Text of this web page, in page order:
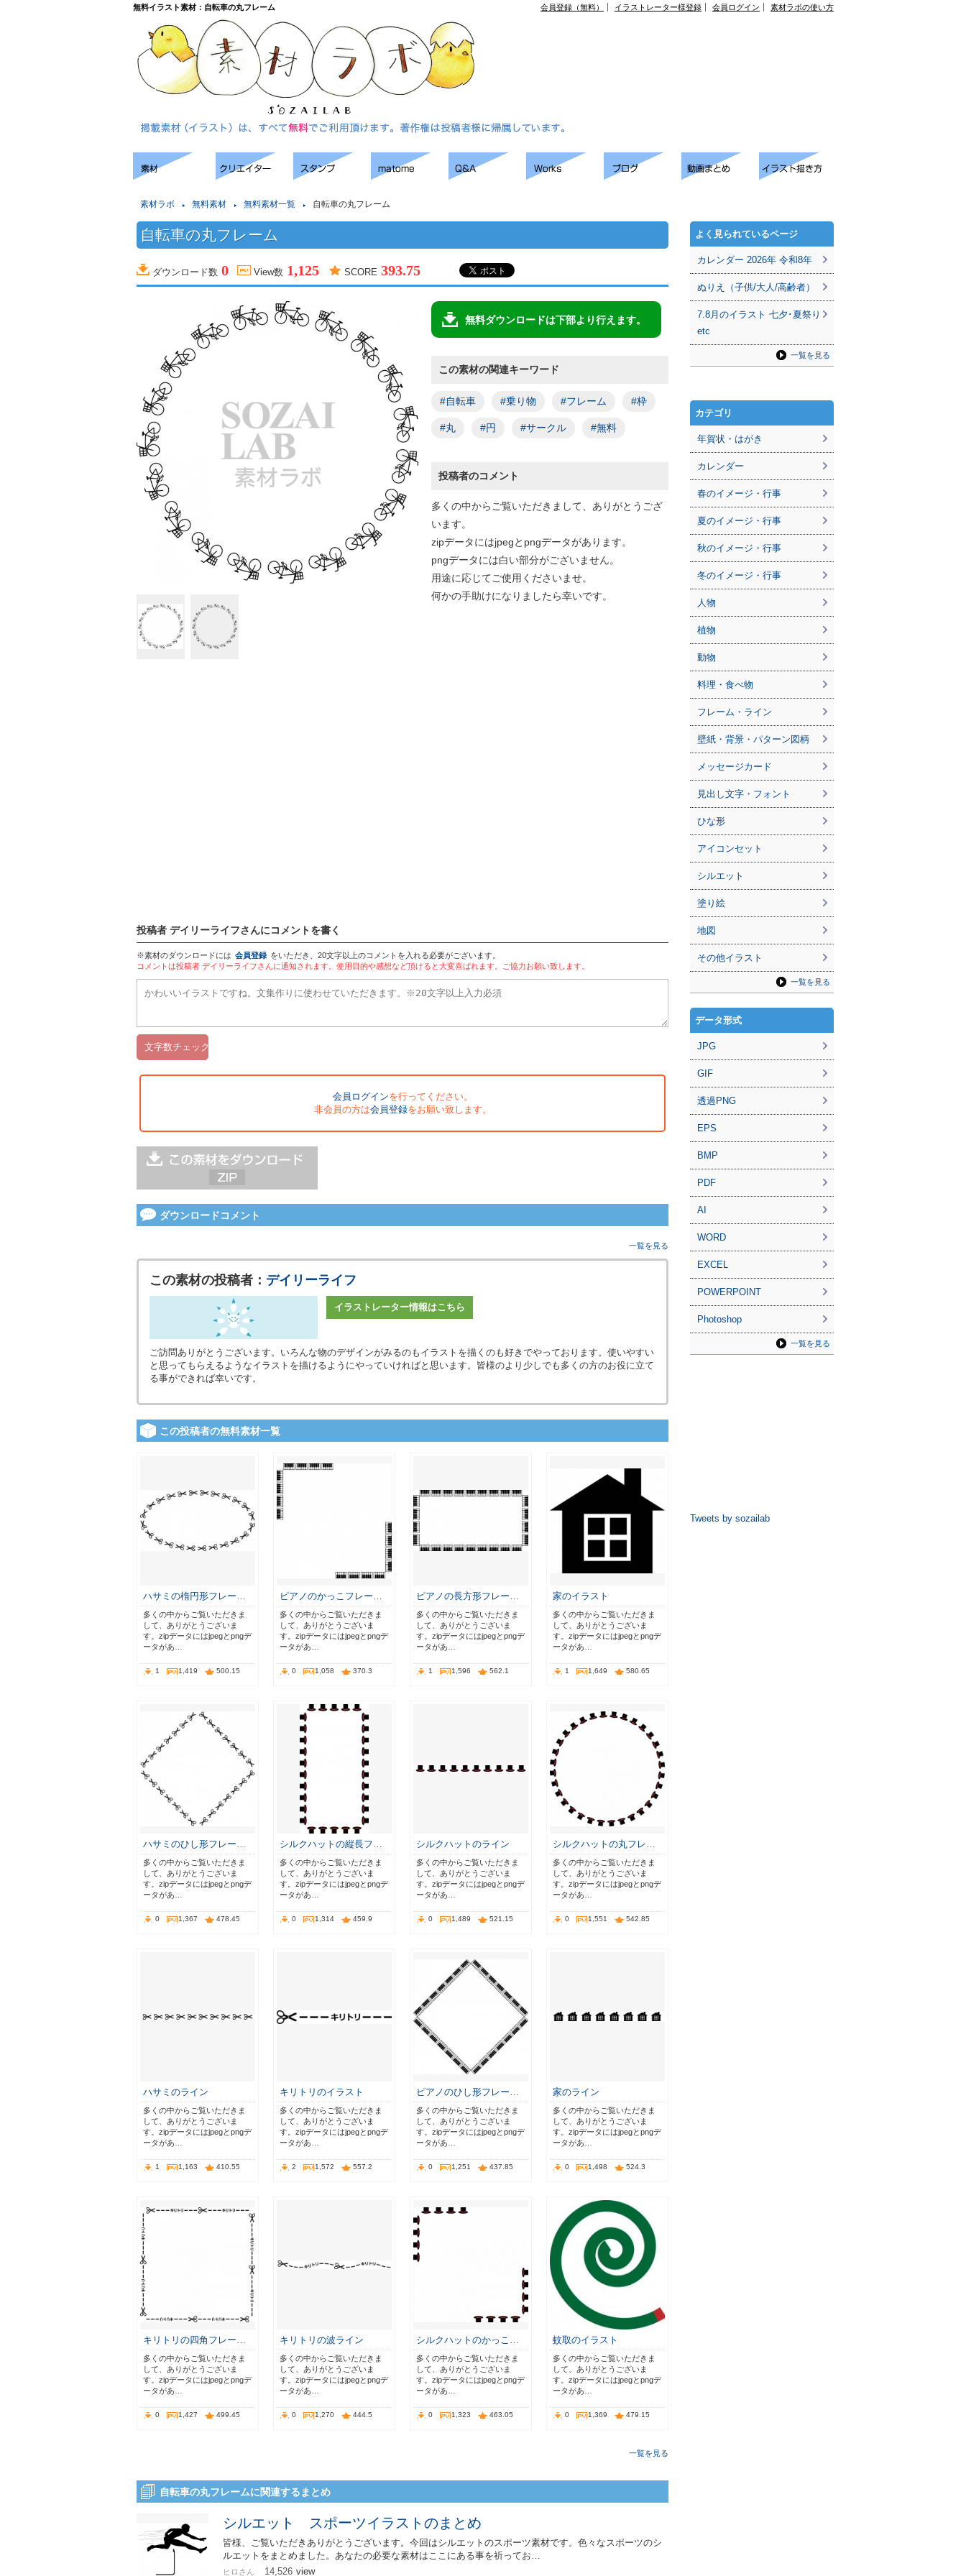
無料イラスト素材：自転車の丸フレーム 会員登録（無料） イラストレーター様登録 会員ログイン 素材ラボの使い方
素材ラボ 無料素材 無料素材一覧 自転車の丸フレーム
自転車の丸フレーム
ダウンロード数 0 View数 1,125 SCORE 393.75
無料ダウンロードは下部より行えます。
この素材の関連キーワード
#自転車 #乗り物 #フレーム #枠
#丸 #円 #サークル #無料
投稿者のコメント
多くの中からご覧いただきまして、ありがとうござ
います。
zipデータにはjpegとpngデータがあります。
pngデータには白い部分がございません。
用途に応じてご使用くださいませ。
何かの手助けになりましたら幸いです。
投稿者 デイリーライフさんにコメントを書く
※素材のダウンロードには 会員登録 をいただき、20文字以上のコメントを入れる必要がございます。
コメントは投稿者 デイリーライフさんに通知されます。使用目的や感想など頂けると大変喜ばれます。ご協力お願い致します。
会員ログインを行ってください。
非会員の方は会員登録をお願い致します。
ダウンロードコメント
一覧を見る
この素材の投稿者： デイリーライフ
イラストレーター情報はこちら
ご訪問ありがとうございます。いろんな物のデザインがみるのもイラストを描くのも好きでやっております。使いやすい
と思ってもらえるようなイラストを描けるようにやっていければと思います。皆様のより少しでも多くの方のお役に立て
る事ができれば幸いです。
この投稿者の無料素材一覧
ハサミの楕円形フレー…
多くの中からご覧いただきま
して、ありがとうございま
す。zipデータにはjpegとpngデ
ータがあ…
1 1,419 500.15
ピアノのかっこフレー…
多くの中からご覧いただきま
して、ありがとうございま
す。zipデータにはjpegとpngデ
ータがあ…
0 1,058 370.3
ピアノの長方形フレー…
多くの中からご覧いただきま
して、ありがとうございま
す。zipデータにはjpegとpngデ
ータがあ…
1 1,596 562.1
家のイラスト
多くの中からご覧いただきま
して、ありがとうございま
す。zipデータにはjpegとpngデ
ータがあ…
1 1,649 580.65
ハサミのひし形フレー…
多くの中からご覧いただきま
して、ありがとうございま
す。zipデータにはjpegとpngデ
ータがあ…
0 1,367 478.45
シルクハットの縦長フ…
多くの中からご覧いただきま
して、ありがとうございま
す。zipデータにはjpegとpngデ
ータがあ…
0 1,314 459.9
シルクハットのライン
多くの中からご覧いただきま
して、ありがとうございま
す。zipデータにはjpegとpngデ
ータがあ…
0 1,489 521.15
シルクハットの丸フレ…
多くの中からご覧いただきま
して、ありがとうございま
す。zipデータにはjpegとpngデ
ータがあ…
0 1,551 542.85
ハサミのライン
多くの中からご覧いただきま
して、ありがとうございま
す。zipデータにはjpegとpngデ
ータがあ…
1 1,163 410.55
キリトリのイラスト
多くの中からご覧いただきま
して、ありがとうございま
す。zipデータにはjpegとpngデ
ータがあ…
2 1,572 557.2
ピアノのひし形フレー…
多くの中からご覧いただきま
して、ありがとうございま
す。zipデータにはjpegとpngデ
ータがあ…
0 1,251 437.85
家のライン
多くの中からご覧いただきま
して、ありがとうございま
す。zipデータにはjpegとpngデ
ータがあ…
0 1,498 524.3
キリトリの四角フレー…
多くの中からご覧いただきま
して、ありがとうございま
す。zipデータにはjpegとpngデ
ータがあ…
0 1,427 499.45
キリトリの波ライン
多くの中からご覧いただきま
して、ありがとうございま
す。zipデータにはjpegとpngデ
ータがあ…
0 1,270 444.5
シルクハットのかっこ…
多くの中からご覧いただきま
して、ありがとうございま
す。zipデータにはjpegとpngデ
ータがあ…
0 1,323 463.05
蚊取のイラスト
多くの中からご覧いただきま
して、ありがとうございま
す。zipデータにはjpegとpngデ
ータがあ…
0 1,369 479.15
一覧を見る
自転車の丸フレームに関連するまとめ
シルエット スポーツイラストのまとめ
皆様、ご覧いただきありがとうございます。今回はシルエットのスポーツ素材です。色々なスポーツのシ
ルエットをまとめました。あなたの必要な素材はここにある事を祈ってお…
ヒロさん 14,526 view
よく見られているページ
カレンダー 2026年 令和8年
ぬりえ（子供/大人/高齢者）
7.8月のイラスト 七夕･夏祭り
etc
一覧を見る
カテゴリ
年賀状・はがき
カレンダー
春のイメージ・行事
夏のイメージ・行事
秋のイメージ・行事
冬のイメージ・行事
人物
植物
動物
料理・食べ物
フレーム・ライン
壁紙・背景・パターン図柄
メッセージカード
見出し文字・フォント
ひな形
アイコンセット
シルエット
塗り絵
地図
その他イラスト
一覧を見る
データ形式
JPG
GIF
透過PNG
EPS
BMP
PDF
AI
WORD
EXCEL
POWERPOINT
Photoshop
一覧を見る
Tweets by sozailab